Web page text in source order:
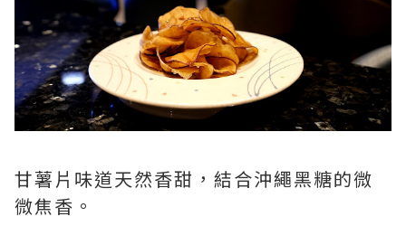
甘薯片味道天然香甜，結合沖繩黑糖的微
微焦香。